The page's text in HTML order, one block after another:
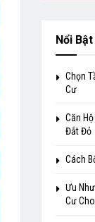
Nổi Bật
Chọn
Cư
Căn
Đắt Đỏ
Cách
Ưu
Cư